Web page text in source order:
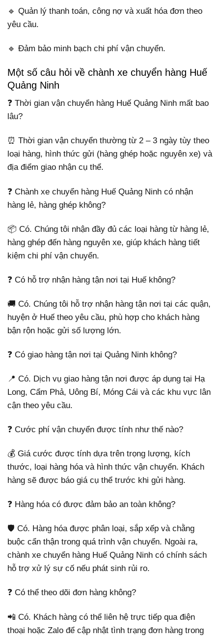
🔹 Quản lý thanh toán, công nợ và xuất hóa đơn theo
yêu cầu.
🔹 Đảm bảo minh bạch chi phí vận chuyển.
Một số câu hỏi về chành xe chuyển hàng Huế
Quảng Ninh
❓ Thời gian vận chuyển hàng Huế Quảng Ninh mất bao
lâu?
⏰ Thời gian vận chuyển thường từ 2 – 3 ngày tùy theo
loại hàng, hình thức gửi (hàng ghép hoặc nguyên xe) và
địa điểm giao nhận cụ thể.
❓ Chành xe chuyển hàng Huế Quảng Ninh có nhận
hàng lẻ, hàng ghép không?
📦 Có. Chúng tôi nhận đầy đủ các loại hàng từ hàng lẻ,
hàng ghép đến hàng nguyên xe, giúp khách hàng tiết
kiệm chi phí vận chuyển.
❓ Có hỗ trợ nhận hàng tận nơi tại Huế không?
🚚 Có. Chúng tôi hỗ trợ nhận hàng tận nơi tại các quận,
huyện ở Huế theo yêu cầu, phù hợp cho khách hàng
bận rộn hoặc gửi số lượng lớn.
❓ Có giao hàng tận nơi tại Quảng Ninh không?
📍 Có. Dịch vụ giao hàng tận nơi được áp dụng tại Hạ
Long, Cẩm Phả, Uông Bí, Móng Cái và các khu vực lân
cận theo yêu cầu.
❓ Cước phí vận chuyển được tính như thế nào?
💰 Giá cước được tính dựa trên trọng lượng, kích
thước, loại hàng hóa và hình thức vận chuyển. Khách
hàng sẽ được báo giá cụ thể trước khi gửi hàng.
❓ Hàng hóa có được đảm bảo an toàn không?
🛡️ Có. Hàng hóa được phân loại, sắp xếp và chằng
buộc cẩn thận trong quá trình vận chuyển. Ngoài ra,
chành xe chuyển hàng Huế Quảng Ninh có chính sách
hỗ trợ xử lý sự cố nếu phát sinh rủi ro.
❓ Có thể theo dõi đơn hàng không?
📲 Có. Khách hàng có thể liên hệ trực tiếp qua điện
thoại hoặc Zalo để cập nhật tình trạng đơn hàng trong